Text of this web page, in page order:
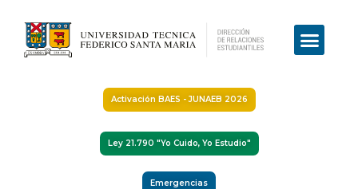
Activación BAES - JUNAEB 2026
Ley 21.790 "Yo Cuido, Yo Estudio"
Emergencias